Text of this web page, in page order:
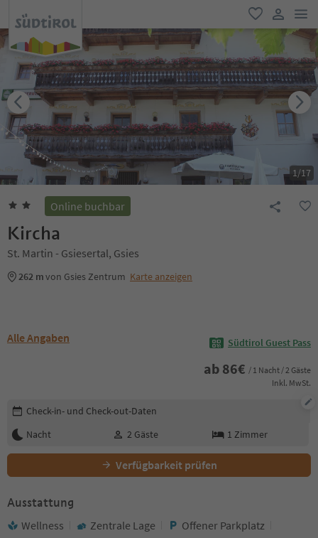
favorit
user link
1/17
Online buchbar
Kircha
St. Martin - Gsiesertal, Gsies
262 mvon Gsies Zentrum Karte anzeigen
Alle Angaben Südtirol Guest Pass
ab 86€ / 1 Nacht / 2 Gäste
Inkl. MwSt.
Buchungsdetails bearbeiten
Check-in- und Check-out-Daten
Nacht
2 Gäste 1 Zimmer
Verfügbarkeit prüfen
Ausstattung
Wellness Zentrale Lage
Offener Parkplatz